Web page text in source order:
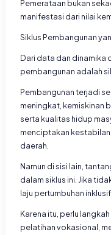
Pemerataan bukan
manifestasi dari nilai
Siklus Pembangunan
Dari data dan dinamika
pembangunan adalah
Pembangunan terjadi
meningkat, kemiskinan
serta kualitas hidup
menciptakan
daerah.
Namun di sisi lain,
dalam siklus ini. Jika
laju pertumbuhan inklusif.
Karena itu, perlu
pelatihan vokasional,